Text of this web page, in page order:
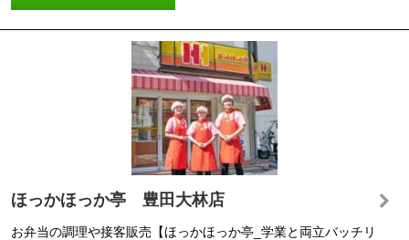
ほっかほっか亭 豊田大林店
お弁当の調理や接客販売【ほっかほっか亭_学業と両立バッチリ